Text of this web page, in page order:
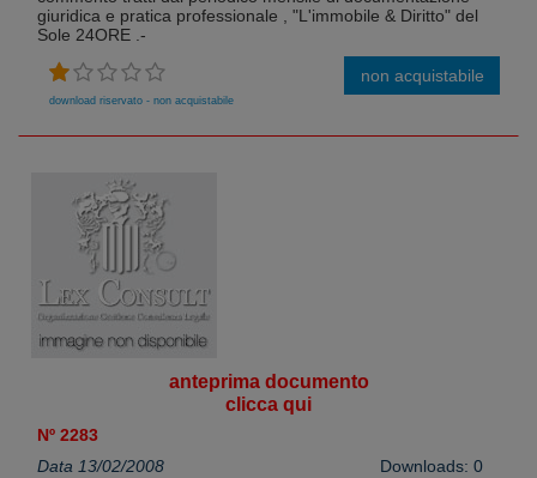
giuridica e pratica professionale , "L'immobile & Diritto" del
Sole 24ORE .-
download riservato - non acquistabile
non acquistabile
anteprima documento
clicca qui
Nº 2283
Data 13/02/2008
Downloads: 0